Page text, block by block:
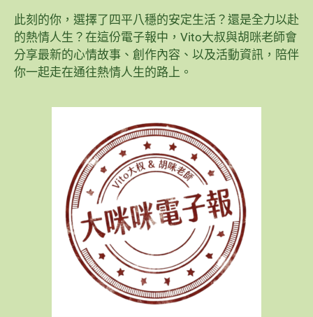
此刻的你，選擇了四平八穩的安定生活？還是全力以赴
的熱情人生？在這份電子報中，Vito大叔與胡咪老師會
分享最新的心情故事、創作內容、以及活動資訊，陪伴
你一起走在通往熱情人生的路上。